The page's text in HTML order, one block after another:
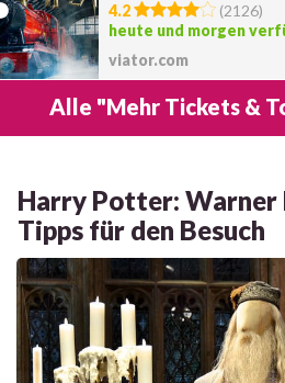
4.2 (2126)
heute und morgen
viator.com
Alle "Mehr Tickets &
Harry Potter: Warner
Tipps für den Besuch